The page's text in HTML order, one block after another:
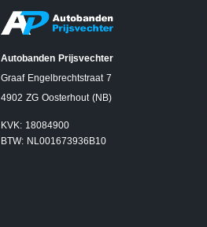
Autobanden Prijsvechter
Graaf Engelbrechtstraat 7
4902 ZG Oosterhout (NB)
KVK: 18084900
BTW: NL001673936B10